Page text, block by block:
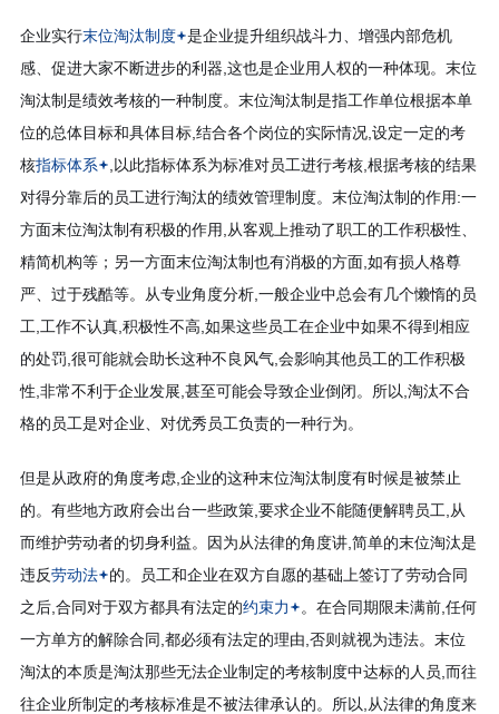
企业实行末位淘汰制度
是企业提升组织战斗力、增强内部危机
感、促进大家不断进步的利器,这也是企业用人权的一种体现。末位
淘汰制是绩效考核的一种制度。末位淘汰制是指工作单位根据本单
位的总体目标和具体目标,结合各个岗位的实际情况,设定一定的考
核指标体系
,以此指标体系为标准对员工进行考核,根据考核的结果
对得分靠后的员工进行淘汰的绩效管理制度。末位淘汰制的作用:一
方面末位淘汰制有积极的作用,从客观上推动了职工的工作积极性、
精简机构等；另一方面末位淘汰制也有消极的方面,如有损人格尊
严、过于残酷等。从专业角度分析,一般企业中总会有几个懒惰的员
工,工作不认真,积极性不高,如果这些员工在企业中如果不得到相应
的处罚,很可能就会助长这种不良风气,会影响其他员工的工作积极
性,非常不利于企业发展,甚至可能会导致企业倒闭。所以,淘汰不合
格的员工是对企业、对优秀员工负责的一种行为。
但是从政府的角度考虑,企业的这种末位淘汰制度有时候是被禁止
的。有些地方政府会出台一些政策,要求企业不能随便解聘员工,从
而维护劳动者的切身利益。因为从法律的角度讲,简单的末位淘汰是
违反劳动法
的。员工和企业在双方自愿的基础上签订了劳动合同
之后,合同对于双方都具有法定的约束力
。在合同期限未满前,任何
一方单方的解除合同,都必须有法定的理由,否则就视为违法。末位
淘汰的本质是淘汰那些无法企业制定的考核制度中达标的人员,而往
往企业所制定的考核标准是不被法律承认的。所以,从法律的角度来